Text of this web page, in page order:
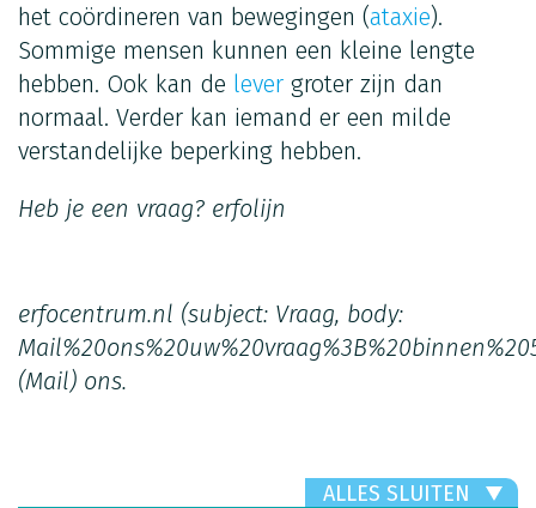
het coördineren van bewegingen (ataxie).
Sommige mensen kunnen een kleine lengte
hebben. Ook kan de lever groter zijn dan
normaal. Verder kan iemand er een milde
verstandelijke beperking hebben.
Heb je een vraag? erfolijn
erfocentrum.nl (subject: Vraag, body:
(Mail) ons.
ALLES SLUITEN